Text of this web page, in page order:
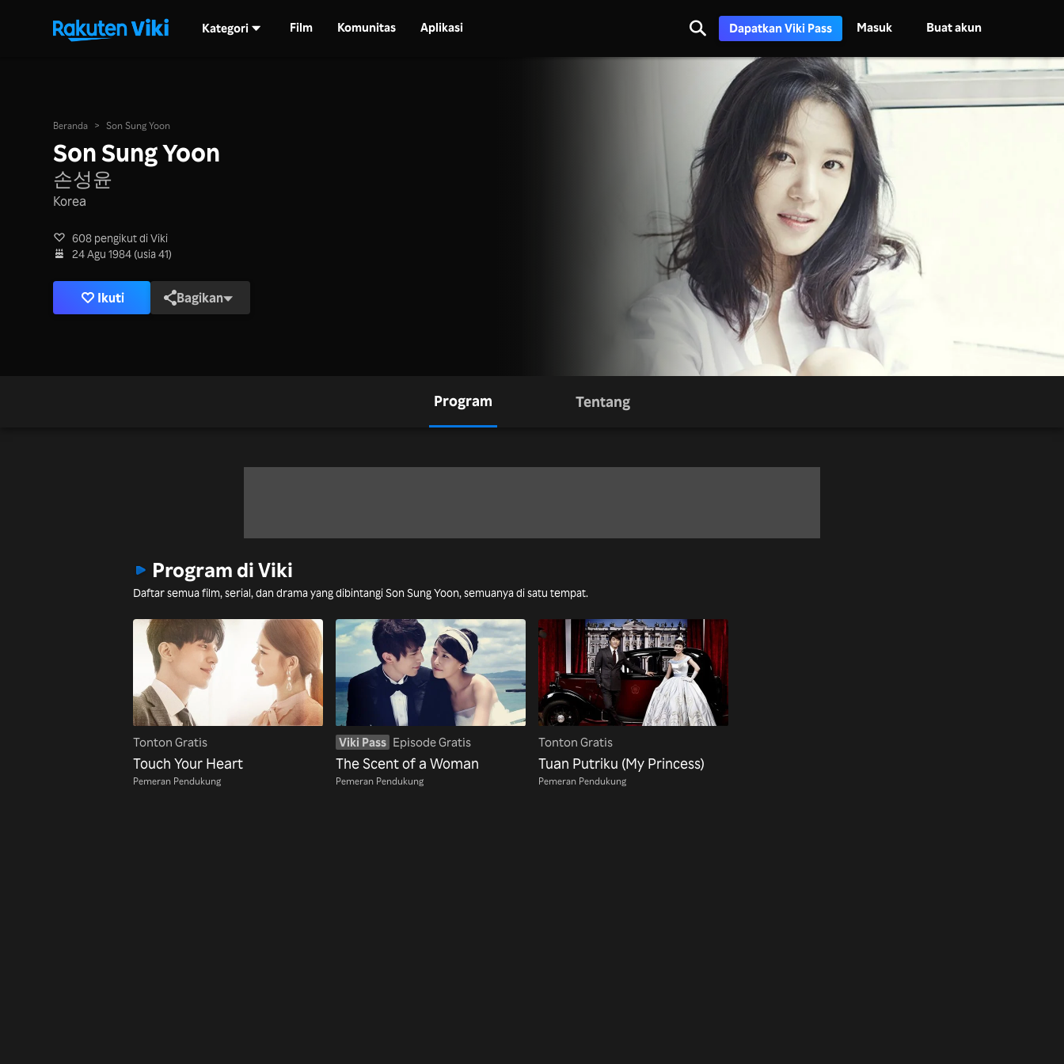
Kategori Film Komunitas Aplikasi Dapatkan Viki Pass Masuk Buat akun
Beranda > Son Sung Yoon
Son Sung Yoon
손성윤
Korea
608 pengikut di Viki
24 Agu 1984 (usia 41)
Ikuti Bagikan
Program Tentang
Program di Viki
Daftar semua film, serial, dan drama yang dibintangi Son Sung Yoon, semuanya di satu tempat.
Tonton Gratis
Touch Your Heart
Pemeran Pendukung
Viki Pass Episode Gratis
The Scent of a Woman
Pemeran Pendukung
Tonton Gratis
Tuan Putriku (My Princess)
Pemeran Pendukung